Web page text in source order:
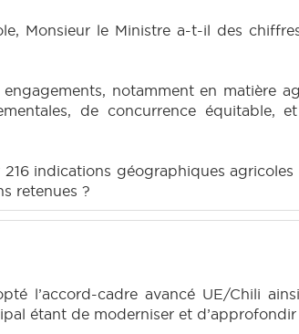
Monsieur le Ministre a-t-il des
notamment en matière
de concurrence équitable,
indications géographiques
retenues ?
l’accord-cadre avancé UE/Chili
étant de moderniser et